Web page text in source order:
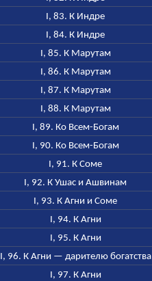
I, 83. К Индре
I, 84. К Индре
I, 85. К Марутам
I, 86. К Марутам
I, 87. К Марутам
I, 88. К Марутам
I, 89. Ко Всем-Богам
I, 90. Ко Всем-Богам
I, 91. К Соме
I, 92. К Ушас и Ашвинам
I, 93. К Агни и Соме
I, 94. К Агни
I, 95. К Агни
I, 96. К Агни — дарителю богатства
I, 97. К Агни